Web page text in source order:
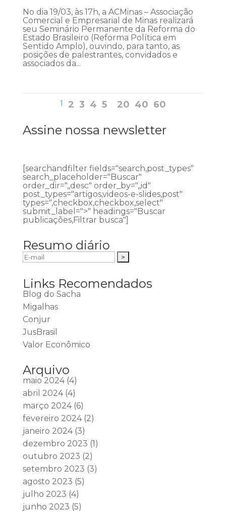
No dia 19/03, às 17h, a ACMinas – Associação
Comercial e Empresarial de Minas realizará
seu Seminário Permanente da Reforma do
Estado Brasileiro (Reforma Política em
Sentido Amplo), ouvindo, para tanto, as
posições de palestrantes, convidados e
associados da...
1 2 3 4 5 20 40 60
Assine nossa newsletter
[searchandfilter fields="search,post_types"
search_placeholder="Buscar"
order_dir=",,desc" order_by=",,id"
post_types="artigos,videos-e-slides,post"
types=",checkbox,checkbox,select"
submit_label=">" headings="Buscar
publicações,Filtrar busca"]
Resumo diário
Links Recomendados
Blog do Sacha
Migalhas
Conjur
JusBrasil
Valor Econômico
Arquivo
maio 2024(4)
abril 2024(4)
março 2024(6)
fevereiro 2024(2)
janeiro 2024(3)
dezembro 2023 (1)
outubro 2023 (2)
setembro 2023 (3)
agosto 2023 (5)
julho 2023 (4)
junho 2023 (5)